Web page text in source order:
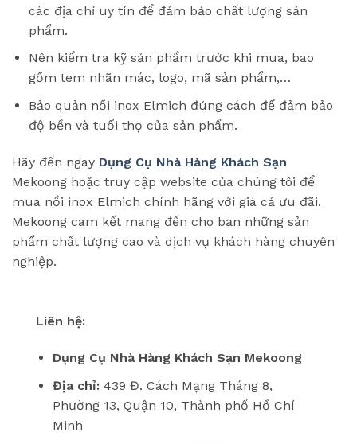
các địa chỉ uy tín để đảm bảo chất lượng sản
phẩm.
Nên kiểm tra kỹ sản phẩm trước khi mua, bao
gồm tem nhãn mác, logo, mã sản phẩm,…
Bảo quản nồi inox Elmich đúng cách để đảm bảo
độ bền và tuổi thọ của sản phẩm.
Hãy đến ngay Dụng Cụ Nhà Hàng Khách Sạn
Mekoong hoặc truy cập website của chúng tôi để
mua nồi inox Elmich chính hãng với giá cả ưu đãi.
Mekoong cam kết mang đến cho bạn những sản
phẩm chất lượng cao và dịch vụ khách hàng chuyên
nghiệp.
Liên hệ:
Dụng Cụ Nhà Hàng Khách Sạn Mekoong
Địa chỉ:439 Đ. Cách Mạng Tháng 8,
Phường 13, Quận 10, Thành phố Hồ Chí
Minh